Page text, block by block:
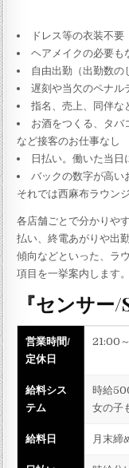
ドレス等の衣装不要
ヘアメイクの必要も
自由出勤（出勤数の
遅刻や当欠のペナル
指名、売上、同伴な
お酒をつくる、タバ
など接客のお仕事なし
日払い。働いた当日
バックの数字が高い
それでは西麻布ラウン
各店舗ごとで分かりや
払い、終電あがりや出
傾向などといった、ラ
項目を一挙案内します。
『センサー/
営業時間/
定休日
21:00
給料シス
テム
時給
女の子
給料日 月末締